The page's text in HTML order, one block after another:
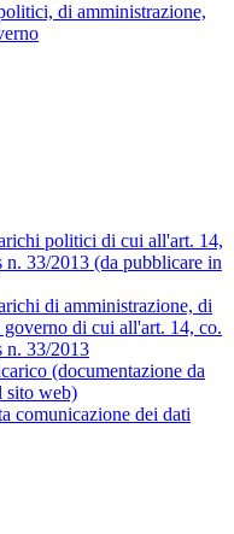
di amministrazione,
politici di cui all'art. 14,
n. 33/2013 (da pubblicare in
di amministrazione, di
di cui all'art. 14, co.
n. 33/2013
(documentazione da
sito web)
comunicazione dei dati